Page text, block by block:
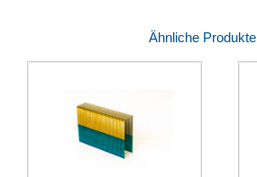
Ähnliche Produkte